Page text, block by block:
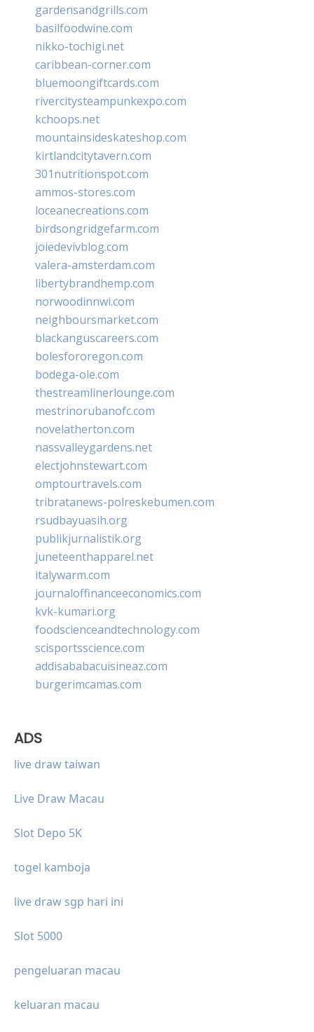
gardensandgrills.com
basilfoodwine.com
nikko-tochigi.net
caribbean-corner.com
bluemoongiftcards.com
rivercitysteampunkexpo.com
kchoops.net
mountainsideskateshop.com
kirtlandcitytavern.com
301nutritionspot.com
ammos-stores.com
loceanecreations.com
birdsongridgefarm.com
joiedevivblog.com
valera-amsterdam.com
libertybrandhemp.com
norwoodinnwi.com
neighboursmarket.com
blackanguscareers.com
bolesfororegon.com
bodega-ole.com
thestreamlinerlounge.com
mestrinorubanofc.com
novelatherton.com
nassvalleygardens.net
electjohnstewart.com
omptourtravels.com
tribratanews-polreskebumen.com
rsudbayuasih.org
publikjurnalistik.org
juneteenthapparel.net
italywarm.com
journaloffinanceeconomics.com
kvk-kumari.org
foodscienceandtechnology.com
scisportsscience.com
addisababacuisineaz.com
burgerimcamas.com
ADS
live draw taiwan
Live Draw Macau
Slot Depo 5K
togel kamboja
live draw sgp hari ini
Slot 5000
pengeluaran macau
keluaran macau